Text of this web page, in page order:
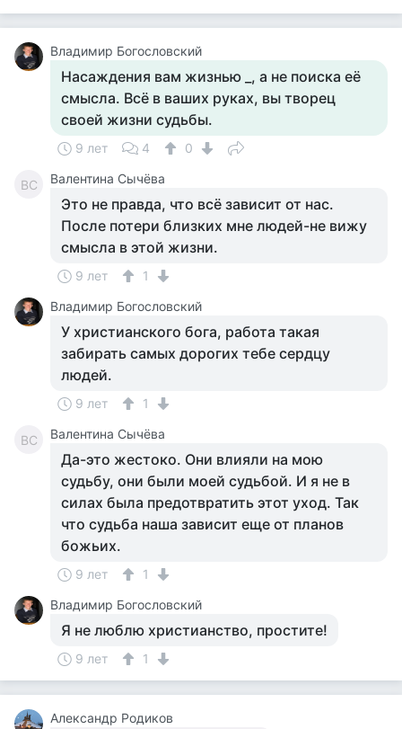
Владимир Богословский
Насаждения вам жизнью _, а не поиска её
смысла. Всё в ваших руках, вы творец
своей жизни судьбы.
9 лет 4 0
ВС Валентина Сычёва
Это не правда, что всё зависит от нас.
После потери близких мне людей-не вижу
смысла в этой жизни.
9 лет
1
Владимир Богословский
У христианского бога, работа такая
забирать самых дорогих тебе сердцу
людей.
9 лет 1
ВС Валентина Сычёва
Да-это жестоко. Они влияли на мою
судьбу, они были моей судьбой. И я не в
силах была предотвратить этот уход. Так
что судьба наша зависит еще от планов
божьих.
9 лет
1
Владимир Богословский
Я не люблю христианство, простите!
9 лет 1
Александр Родиков